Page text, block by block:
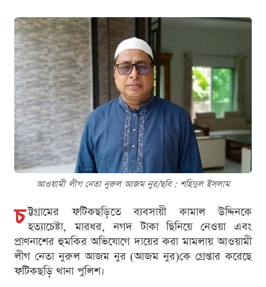
আওয়ামী লীগ নেতা নুরুল আজম নুর/ছবি : শ‌হিদুল ইসলাম
চ ট্টগ্রামের ফটিকছড়িতে ব্যবসায়ী কামাল উদ্দিনকে
হত্যাচেষ্টা, মারধর, নগদ টাকা ছিনিয়ে নেওয়া এবং
প্রাণনাশের হুমকির অভিযোগে দায়ের করা মামলায় আওয়ামী
লীগ নেতা নুরুল আজম নুর (আজম নুর)কে গ্রেপ্তার করেছে
ফটিকছড়ি থানা পুলিশ।